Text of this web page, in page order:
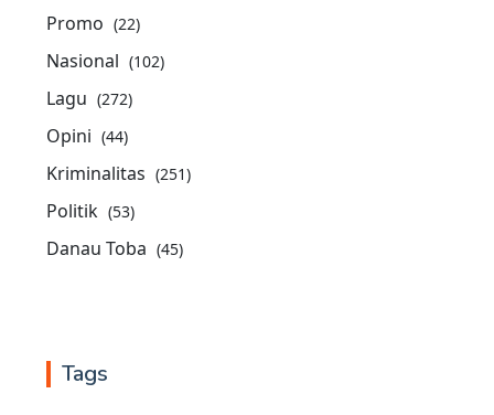
Promo (22)
Nasional (102)
Lagu (272)
Opini (44)
Kriminalitas (251)
Politik (53)
Danau Toba (45)
Tags